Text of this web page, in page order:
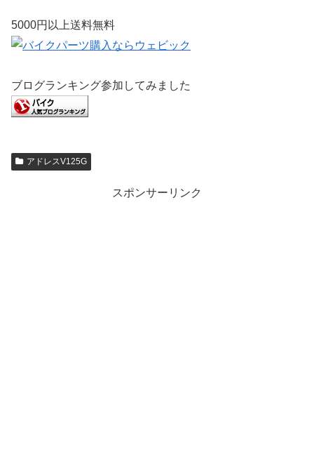
5000円以上送料無料
ブログランキング参加してみました
アドレスV125G
スポンサーリンク